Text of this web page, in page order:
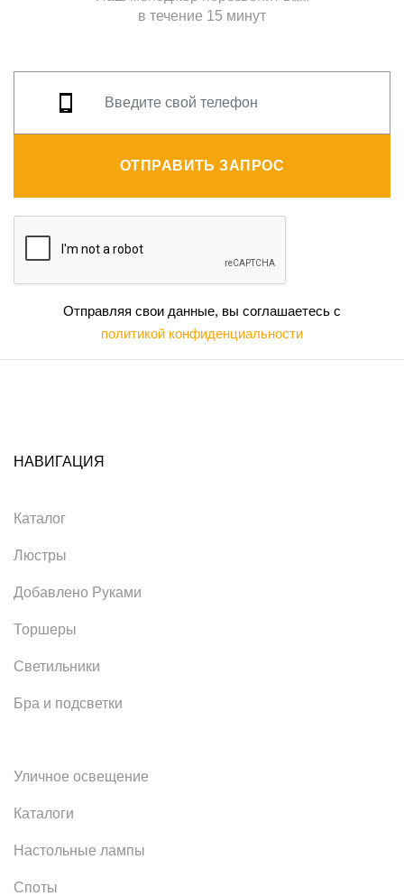
в течение 15 минут
ОТПРАВИТЬ ЗАПРОС
Отправляя свои данные, вы соглашаетесь с
политикой конфиденциальности
НАВИГАЦИЯ
Каталог
Люстры
Добавлено Руками
Торшеры
Светильники
Бра и подсветки
Уличное освещение
Каталоги
Настольные лампы
Споты